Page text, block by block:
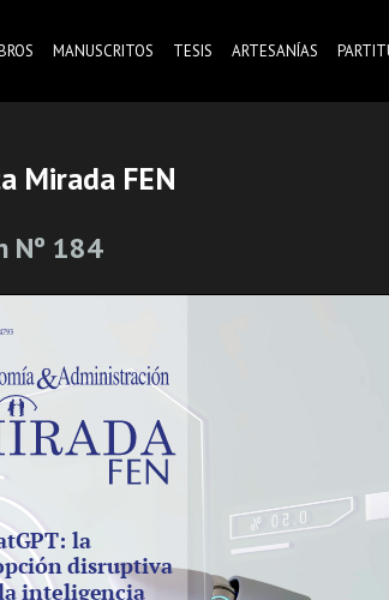
MANUSCRITOS TESIS ARTESANÍAS
Mirada FEN
Nº 184